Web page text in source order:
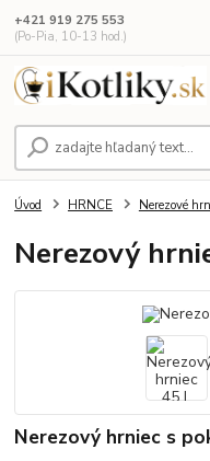
+421 919 275 553
(Po-Pia, 10-13 hod.)
Úvod HRNCE Nerezové
Nerezový
Nerezový hrniec s